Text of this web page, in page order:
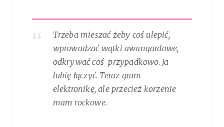
Trzeba mieszać żeby coś ulepić,
wprowadzać wątki awangardowe,
odkrywać coś przypadkowo. Ja
lubię łączyć. Teraz gram
elektronikę, ale przecież korzenie
mam rockowe.